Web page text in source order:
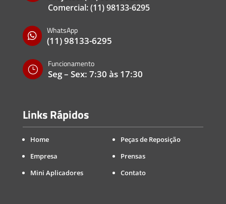
Comercial:(11) 98133-6295

WhatsApp
(11) 98133-6295
}
Funcionamento
Seg – Sex: 7:30 às 17:30
Links Rápidos
Home
Empresa
Mini Aplicadores
Peças de Reposição
Prensas
Contato